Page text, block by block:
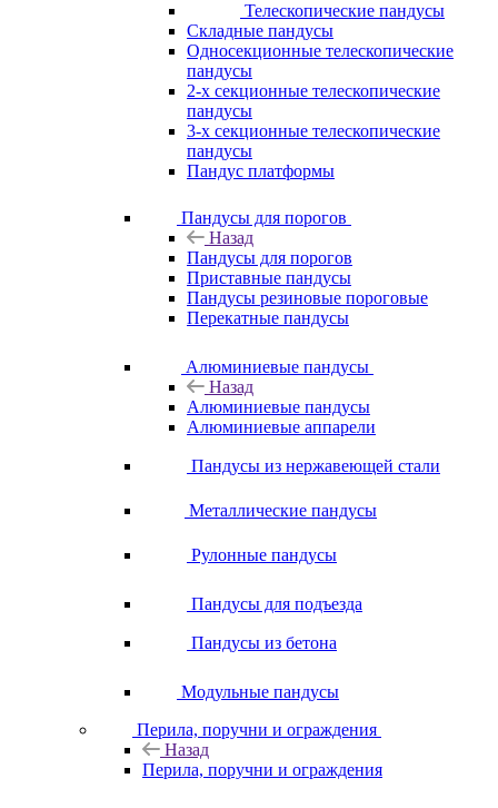
Телескопические пандусы
Складные пандусы
Односекционные телескопические
пандусы
2-х секционные телескопические
пандусы
3-х секционные телескопические
пандусы
Пандус платформы
Пандусы для порогов
Назад
Пандусы для порогов
Приставные пандусы
Пандусы резиновые пороговые
Перекатные пандусы
Алюминиевые пандусы
Назад
Алюминиевые пандусы
Алюминиевые аппарели
Пандусы из нержавеющей стали
Металлические пандусы
Рулонные пандусы
Пандусы для подъезда
Пандусы из бетона
Модульные пандусы
Перила, поручни и ограждения
Назад
Перила, поручни и ограждения